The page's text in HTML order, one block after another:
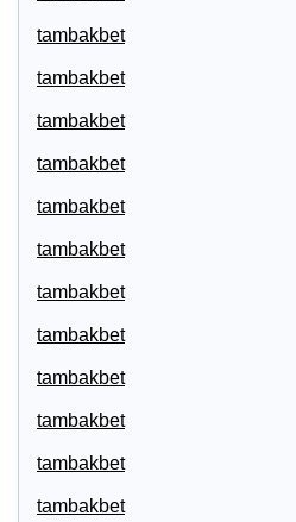
tambakbet
tambakbet
tambakbet
tambakbet
tambakbet
tambakbet
tambakbet
tambakbet
tambakbet
tambakbet
tambakbet
tambakbet